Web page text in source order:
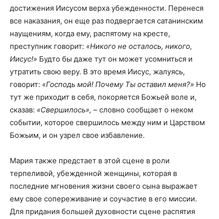
достижения Иисусом верха убежденности. Перенеся
все наказания, он еще раз подвергается сатанинским
наущениям, когда ему, распятому на кресте,
преступник говорит: «Никого не осталось, никого,
Иисус!» Будто бы даже тут он может усомниться и
утратить свою веру. В это время Иисус, жалуясь,
говорит: «Господь мой! Почему Ты оставил меня?» Но
тут же приходит в себя, покоряется Божьей воле и,
сказав: «Свершилось», – словно сообщает о неком
событии, которое свершилось между ним и Царством
Божьим, и он узрел свое избавление.
Мария также предстает в этой сцене в роли
терпеливой, убежденной женщины, которая в
последние мгновения жизни своего сына выражает
ему свое сопереживание и соучастие в его миссии.
Для придания большей духовности сцене распятия